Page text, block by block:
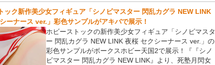
ック新作美少女フィギュア「シノビマスター 閃乱カグラ NEW LINK
ーナース ver.」彩色サンプルがアキバで展示！
ホビーストックの新作美少女フィギュア「シノビマスタ
ー 閃乱カグラ NEW LINK 夜桜 セクシーナース ver.」の
彩色サンプルがボークスホビー天国2で展示！『『シノ
ビマスター 閃乱カグラ NEW LINK』より、死塾月閃女